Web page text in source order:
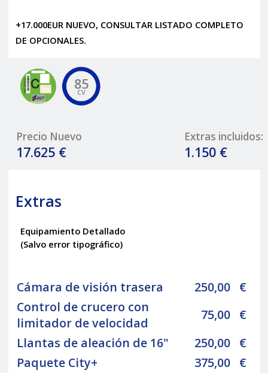
+17.000EUR NUEVO, CONSULTAR LISTADO COMPLETO
DE OPCIONALES.
85
CV
Precio Nuevo
17.625 €
Extras incluidos:
1.150 €
Extras
Equipamiento Detallado
(Salvo error tipográfico)
Cámara de visión trasera 250,00 €
Control de crucero con
limitador de velocidad
75,00 €
Llantas de aleación de 16"
250,00 €
Paquete City+
375,00 €